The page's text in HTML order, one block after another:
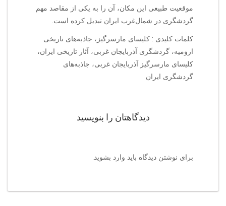
موقعیت طبیعی این مکان، آن را به یکی از مقاصد مهم
گردشگری در شمال‌غرب ایران تبدیل کرده است.
کلمات کلیدی : کلیسای مارسرگیز، جاذبه‌های تاریخی
ارومیه، گردشگری آذربایجان غربی، آثار تاریخی ایران،
کلیسای مارسرگیز آذربایجان غربی، جاذبه‌های
گردشگری ایران
دیدگاهتان را بنویسید
برای نوشتن دیدگاه باید وارد بشوید